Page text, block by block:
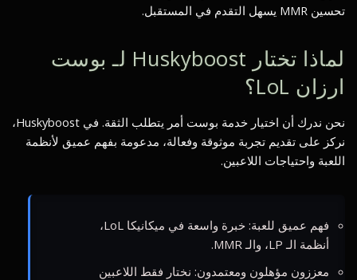
تحسين MMR يسهل التقدم في المستقبل.
لماذا تختار Huskyboost لـ بوست
ارزان LoL؟
نحن ندرك أن اختيار خدمة بوست أمر يتطلب الثقة. في Huskyboost،
نركز على تقديم تجربة موثوقة وفعالة، مدعومة بفهم عميق لأنظمة
اللعبة واحتياجات اللاعبين.
فهم عميق للعبة: خبرة واسعة في ميكانيكا LoL،
أنظمة الـ LP، والـ MMR.
معززون مؤهلون ومعتمدون: نختار فقط اللاعبين